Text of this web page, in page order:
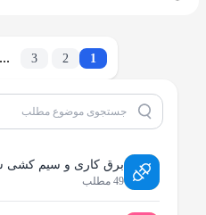
1
2
3
...
برق کاری و سیم کشی
49 مطلب